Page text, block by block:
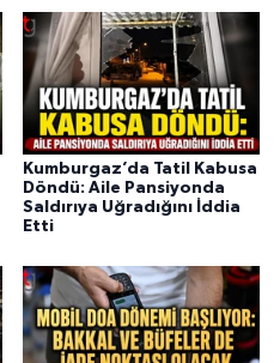
Kumburgaz’da Tatil Kabusa
Döndü: Aile Pansiyonda
Saldırıya Uğradığını İddia
Etti